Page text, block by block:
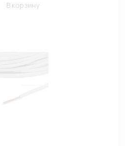
В корзину